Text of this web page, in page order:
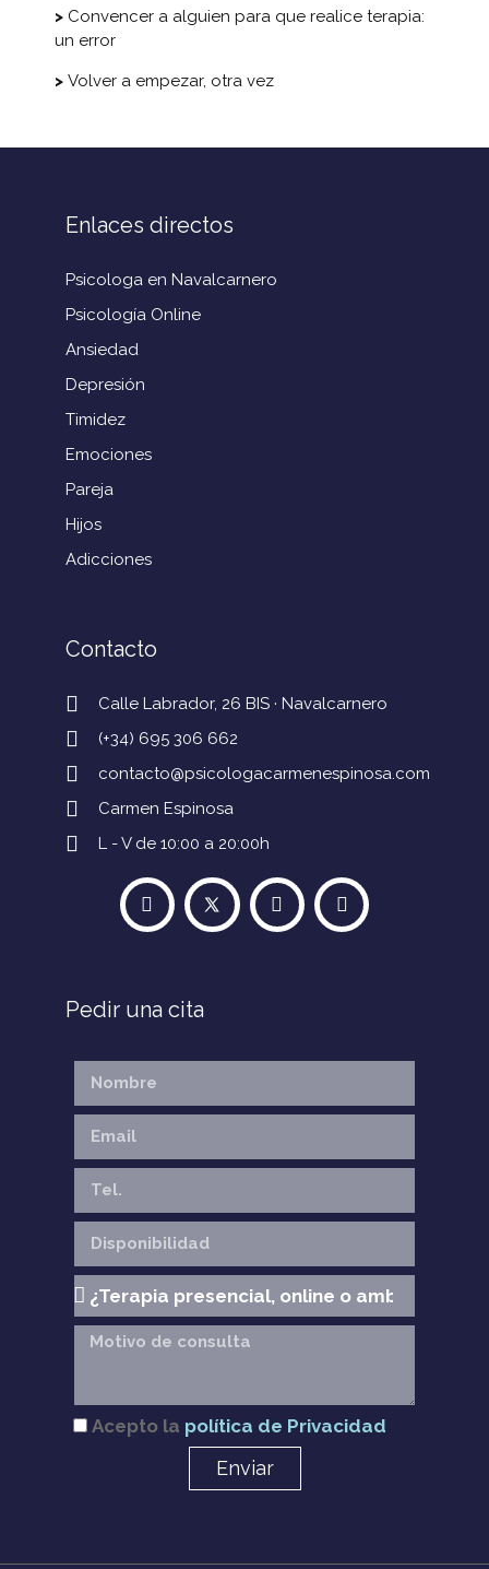
Convencer a alguien para que realice terapia:
un error
Volver a empezar, otra vez
Enlaces directos
Psicologa en Navalcarnero
Psicología Online
Ansiedad
Depresión
Timidez
Emociones
Pareja
Hijos
Adicciones
Contacto
Calle Labrador, 26 BIS · Navalcarnero
(+34) 695 306 662
contacto@psicologacarmenespinosa.com
Carmen Espinosa
L - V de 10:00 a 20:00h
Pedir una cita
Acepto la política de Privacidad
Enviar